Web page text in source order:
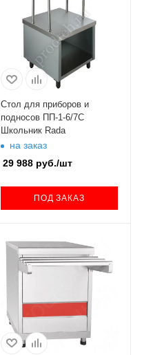
Стол для приборов и
подносов ПП-1-6/7С
Школьник Rada
на заказ
29 988руб./шт
ПОД ЗАКАЗ